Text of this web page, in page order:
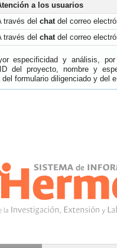
a los usuarios
través del chatdel correo
través del chatdel correo
especificidad y análisis,
del proyecto, nombre y
formulario diligenciado y del